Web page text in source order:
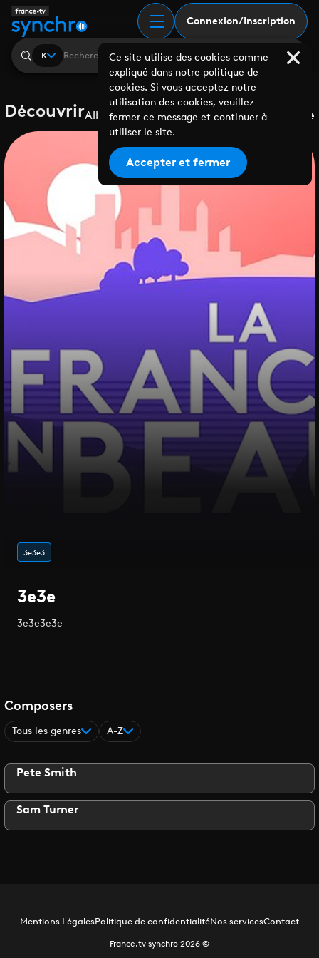
Connexion/Inscription
K
DécouvrirAlbumsPlaylistsCollaborationsLabels Genre
3e3e3
3e3e
3e3e3e3e
Composers
Tous les genres A-Z
Pete Smith
Sam Turner
Mentions LégalesPolitique de confidentialitéNos servicesContact
France.tv synchro 2026 ©
Ce site utilise des cookies comme
expliqué dans notre politique de
cookies. Si vous acceptez notre
utilisation des cookies, veuillez
fermer ce message et continuer à
utiliser le site.
Accepter et fermer